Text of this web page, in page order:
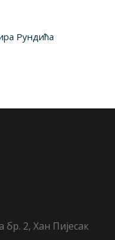
Рундића
2, Хан Пијесак